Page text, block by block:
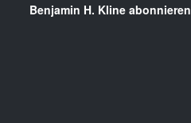
Benjamin H. Kline abonnieren